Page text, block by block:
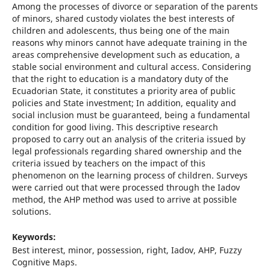
Among the processes of divorce or separation of the parents
of minors, shared custody violates the best interests of
children and adolescents, thus being one of the main
reasons why minors cannot have adequate training in the
areas comprehensive development such as education, a
stable social environment and cultural access. Considering
that the right to education is a mandatory duty of the
Ecuadorian State, it constitutes a priority area of public
policies and State investment; In addition, equality and
social inclusion must be guaranteed, being a fundamental
condition for good living. This descriptive research
proposed to carry out an analysis of the criteria issued by
legal professionals regarding shared ownership and the
criteria issued by teachers on the impact of this
phenomenon on the learning process of children. Surveys
were carried out that were processed through the Iadov
method, the AHP method was used to arrive at possible
solutions.
Keywords:
Best interest, minor, possession, right, Iadov, AHP, Fuzzy
Cognitive Maps.